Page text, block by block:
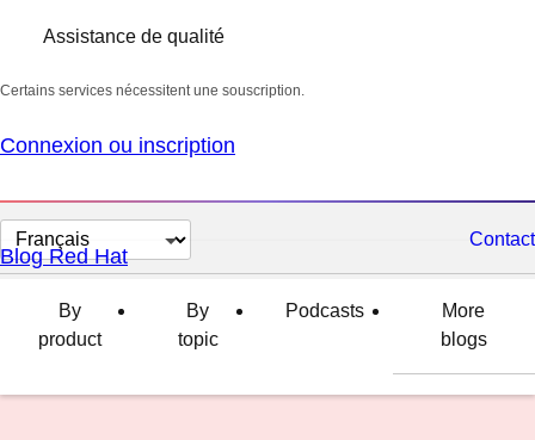
Assistance de qualité
Certains services nécessitent une souscription.
Connexion ou inscription
Changer
la
langue
Contact
Blog Red Hat
By
product
By
topic
Podcasts
More
blogs